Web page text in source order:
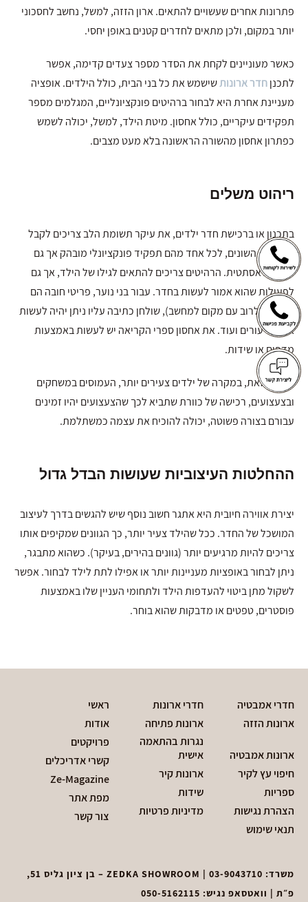
פתרונות אחרים שעשויים להתאים. ארון הזזה, למשל, נחשב לחסכוני
יותר במקום, ולכן מתאים לחדרים קטנים באופן יחסי.
כאשר מעוניינים לקחת את הסדר מספר צעדים קדימה, אפשר
לתכנןחדר ארונותשישמש את כל בני הבית, כולל הילדים. אופציה
מעניינת אחרת היא לבחור ברהיטים פונקציונליים, המגלמים מספר
תפקידים עיקריים, כולל אחסון. מיטת הילד, למשל, יכולה לשמש
כפתרון אחסון מהשורה הראשונה בלא מעט מצבים.
ריהוט משלים
בתכנון או ברכישת חדר ילדים, את עיקר תשומת הלב צריכים לקבל
הרהיטים השונים, לכל אחד מהם תפקיד פונקציונלי מובהק אך גם
חשיבות אסתטית. הרהיטים צריכים להתאים לגילו של הילד, אך גם
לפעולות שהוא אמור לעשות בחדר. עבור בני נוער, פריטי חובה הם
ספרייה (לרוב עם מקום למחשב), שולחן כתיבה עליו ניתן יהיה לעשות
את השיעורים ועוד. את אחסון ספרי הקריאה יש לעשות באמצעות
מדפים או שידות.
לעומת זאת, במקרה של ילדים צעירים יותר, העמוסים במשחקים
ובצעצועים, רכישה של כוורת שתביא לכך שהצעצועים יהיו זמינים
עבורם בצורה פשוטה, יכולה להוכיח את עצמה כמשתלמת.
ההחלטות העיצוביות שעושות הבדל גדול
יצירת אווירה חיובית היא אתגר חשוב נוסף שיש להגשים בדרך לעיצוב
המושכל של החדר. ככל שהילד צעיר יותר, כך הגוונים שמקיפים אותו
צריכים להיות מרגיעים יותר (גוונים בהירים, בעיקר). כשהוא מתבגר,
ניתן לבחור באופציות מעניינות יותר או אפילו לתת לילד לבחור. אפשר
לשקול מתן ביטוי להעדפות הילד ולתחומי העניין שלו באמצעות
פוסטרים, טפטים או מדבקות שהוא בוחר.
חדרי אמבטיה
חדרי ארונות
ארונות הזזה
ארונות פתיחה
ארונות אמבטיה
נגרות בהתאמה
אישית
חיפוי עץ לקיר
ארונות קיר
ספריות
שידות
הצהרת נגישות
מדיניות פרטיות
תנאי שימוש
ראשי
אודות
פרויקטים
קשרי אדריכלים
Ze-Magazine
מפת אתר
צור קשר
משרד: 03-9043710
| ZEDKA SHOWROOM – בן ציון גליס 51,
פ״ת | וואטסאפ נגיש: 050-5162115